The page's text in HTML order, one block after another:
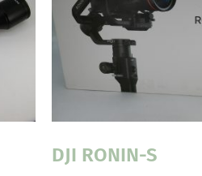
DJI RONIN-S